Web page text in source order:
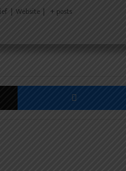
| Website | + posts
X